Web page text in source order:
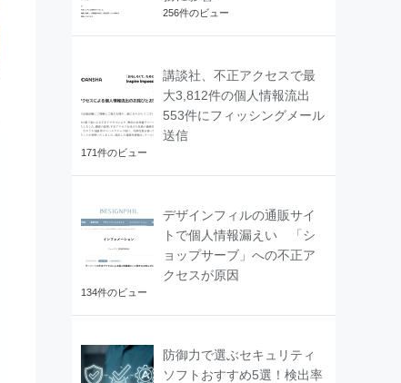
256件のビュー
講談社、不正アクセスで最
大3,812件の個人情報流出
553件にフィッシングメール
送信
171件のビュー
デザインフィルの通販サイ
トで個人情報漏えい 「シ
ョップサーブ」への不正ア
クセスが原因
134件のビュー
防御力で選ぶセキュリティ
ソフトおすすめ5選！検出率